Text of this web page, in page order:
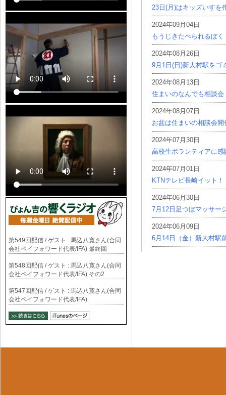
23日(月)はキッズいすを
2024年09月04日
もうじきたべられるぼく
2024年08月26日
9月1日(日)新大村駅をゴ
2024年08月13日
住まいのなんでも相談会
2024年08月07日
お盆は住まいの相談会開
2024年07月30日
高校生ボランティアに感
2024年07月01日
KTNテレビ長崎イット！
2024年06月30日
7月12日足つぼマッサー
2024年06月09日
6月14日（金）新大村駅
第549回配信 / ゲスト : 馬込八寛さん(合同
会社ペイフォワード代表/IFA) 最終回
第548回配信 / ゲスト : 馬込八寛さん(合同
会社ペイフォワード代表/IFA) その2
第547回配信 / ゲスト : 馬込八寛さん(合同
会社ペイフォワード代表/IFA)